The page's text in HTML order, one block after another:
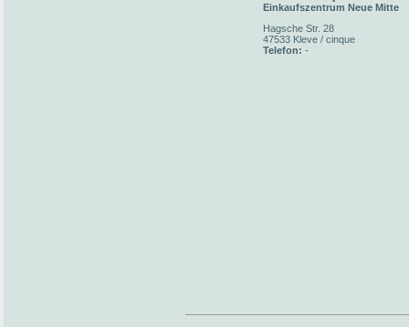
Einkaufszentrum Neue Mitte
Hagsche Str. 28
47533 Kleve / cinque
Telefon: -